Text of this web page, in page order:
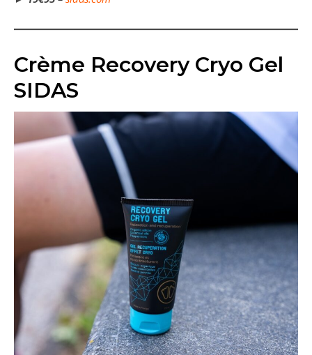
Crème Recovery Cryo Gel
SIDAS